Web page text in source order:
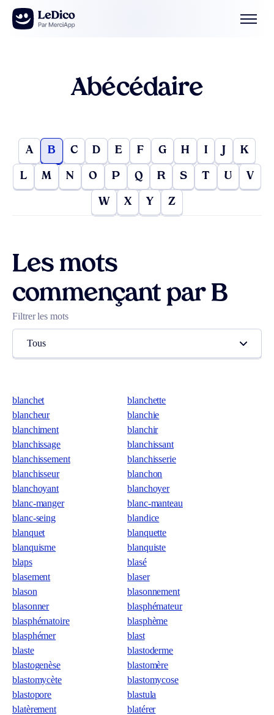
Aller au contenu
Abécédaire
A B C D E F G H I J K
L M N O P Q R S T U V
W X Y Z
Les mots
commençant par B
Filtrer les mots
Tous
blanchet
blanchette
blancheur
blanchie
blanchiment
blanchir
blanchissage
blanchissant
blanchissement
blanchisserie
blanchisseur
blanchon
blanchoyant
blanchoyer
blanc-manger
blanc-manteau
blanc-seing
blandice
blanquet
blanquette
blanquisme
blanquiste
blaps
blasé
blasement
blaser
blason
blasonnement
blasonner
blasphémateur
blasphématoire
blasphème
blasphémer
blast
blaste
blastoderme
blastogenèse
blastomère
blastomycète
blastomycose
blastopore
blastula
blatèrement
blatérer